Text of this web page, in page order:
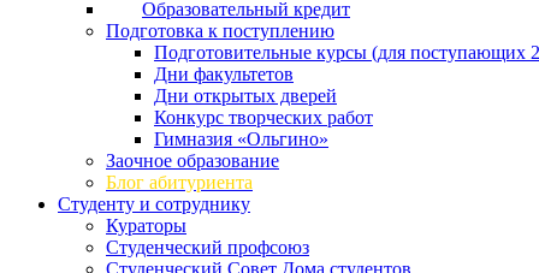
Образовательный кредит
Подготовка к поступлению
Подготовительные курсы (для поступающих
Дни факультетов
Дни открытых дверей
Конкурс творческих работ
Гимназия «Ольгино»
Заочное образование
Блог абитуриента
Студенту и сотруднику
Кураторы
Студенческий профсоюз
Студенческий Совет Дома студентов